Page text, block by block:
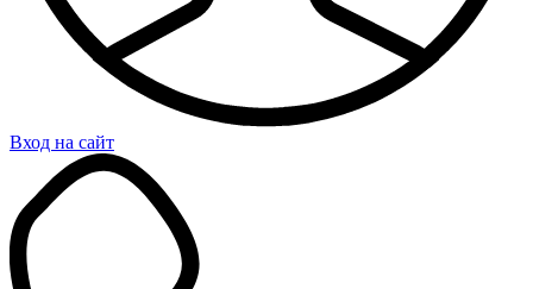
Вход на сайт